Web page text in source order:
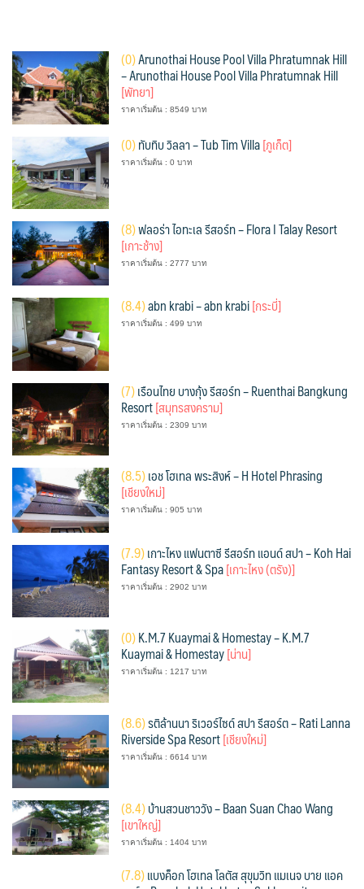
(0)Arunothai House Pool Villa Phratumnak Hill
– Arunothai House Pool Villa Phratumnak Hill
[พัทยา]
ราคาเริ่มต้น : 8549 บาท
(0)ทับทิบ วิลลา – Tub Tim Villa[ภูเก็ต]
ราคาเริ่มต้น : 0 บาท
(8)ฟลอร่า ไอทะเล รีสอร์ท – Flora I Talay Resort
[เกาะช้าง]
ราคาเริ่มต้น : 2777 บาท
(8.4)abn krabi – abn krabi[กระบี่]
ราคาเริ่มต้น : 499 บาท
(7)เรือนไทย บางกุ้ง รีสอร์ท – Ruenthai Bangkung
Resort[สมุทรสงคราม]
ราคาเริ่มต้น : 2309 บาท
(8.5)เอช โฮเทล พระสิงห์ – H Hotel Phrasing
[เชียงใหม่]
ราคาเริ่มต้น : 905 บาท
(7.9)เกาะไหง แฟนตาซี รีสอร์ท แอนด์ สปา – Koh Hai
Fantasy Resort & Spa[เกาะไหง (ตรัง)]
ราคาเริ่มต้น : 2902 บาท
(0)K.M.7 Kuaymai & Homestay – K.M.7
Kuaymai & Homestay[น่าน]
ราคาเริ่มต้น : 1217 บาท
(8.6)รติล้านนา ริเวอร์ไซด์ สปา รีสอร์ต – Rati Lanna
Riverside Spa Resort[เชียงใหม่]
ราคาเริ่มต้น : 6614 บาท
(8.4)บ้านสวนชาววัง – Baan Suan Chao Wang
[เขาใหญ่]
ราคาเริ่มต้น : 1404 บาท
(7.8)แบงค็อก โฮเทล โลตัส สุขุมวิท แมเนจ บาย แอค